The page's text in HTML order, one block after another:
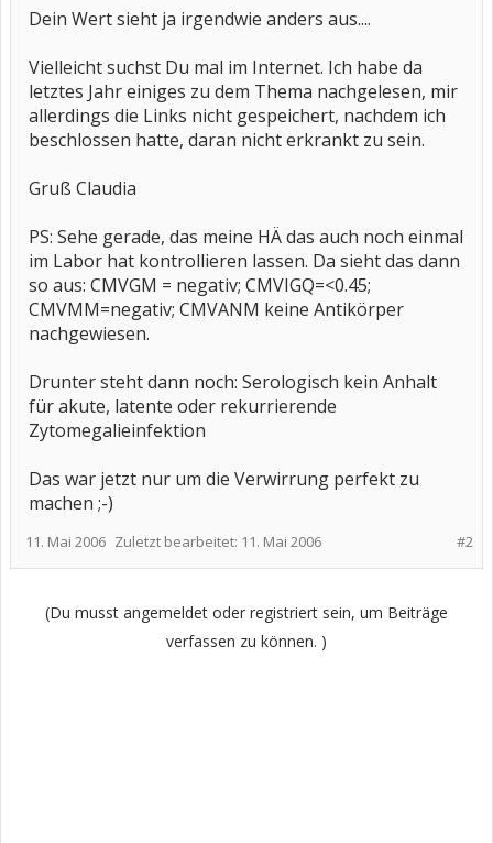
Dein Wert sieht ja irgendwie anders aus....
Vielleicht suchst Du mal im Internet. Ich habe da
letztes Jahr einiges zu dem Thema nachgelesen, mir
allerdings die Links nicht gespeichert, nachdem ich
beschlossen hatte, daran nicht erkrankt zu sein.
Gruß Claudia
PS: Sehe gerade, das meine HÄ das auch noch einmal
im Labor hat kontrollieren lassen. Da sieht das dann
so aus: CMVGM = negativ; CMVIGQ=<0.45;
CMVMM=negativ; CMVANM keine Antikörper
nachgewiesen.
Drunter steht dann noch: Serologisch kein Anhalt
für akute, latente oder rekurrierende
Zytomegalieinfektion
Das war jetzt nur um die Verwirrung perfekt zu
machen ;-)
#2
11. Mai 2006 Zuletzt bearbeitet: 11. Mai 2006
(Du musst angemeldet oder registriert sein, um Beiträge
verfassen zu können. )